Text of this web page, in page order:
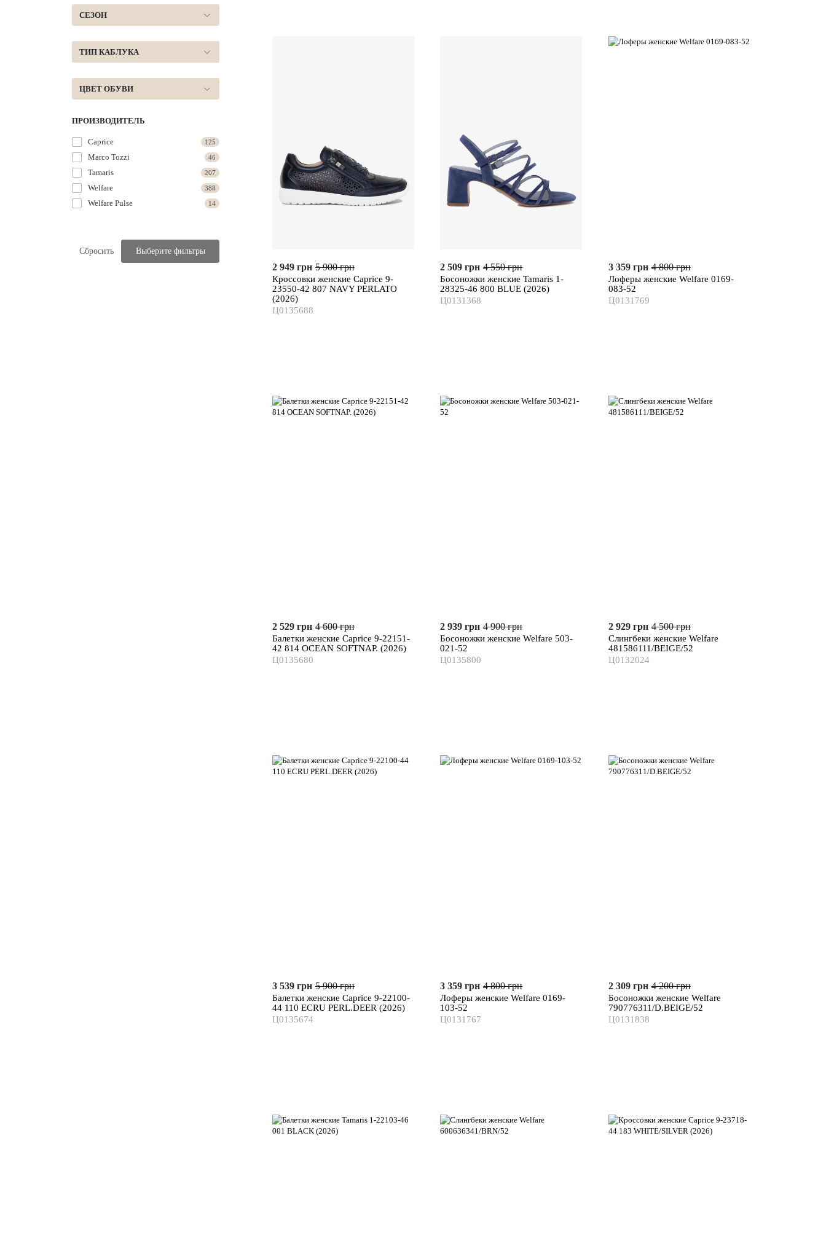
СЕЗОН
ТИП КАБЛУКА
ЦВЕТ ОБУВИ
ПРОИЗВОДИТЕЛЬ
Caprice 125
Marco Tozzi 46
Tamaris 207
Welfare 388
Welfare Pulse 14
Сбросить Выберите фильтры
2 949 грн 5 900 грн
Кроссовки женские Caprice 9-
23550-42 807 NAVY PERLATO
(2026)
Ц0135688
2 509 грн 4 550 грн
Босоножки женские Tamaris 1-
28325-46 800 BLUE (2026)
Ц0131368
3 359 грн 4 800 грн
Лоферы женские Welfare 0169-
083-52
Ц0131769
2 529 грн 4 600 грн
Балетки женские Caprice 9-22151-
42 814 OCEAN SOFTNAP. (2026)
Ц0135680
2 939 грн 4 900 грн
Босоножки женские Welfare 503-
021-52
Ц0135800
2 929 грн 4 500 грн
Слингбеки женские Welfare
481586111/BEIGE/52
Ц0132024
3 539 грн 5 900 грн
Балетки женские Caprice 9-22100-
44 110 ECRU PERL.DEER (2026)
Ц0135674
3 359 грн 4 800 грн
Лоферы женские Welfare 0169-
103-52
Ц0131767
2 309 грн 4 200 грн
Босоножки женские Welfare
790776311/D.BEIGE/52
Ц0131838